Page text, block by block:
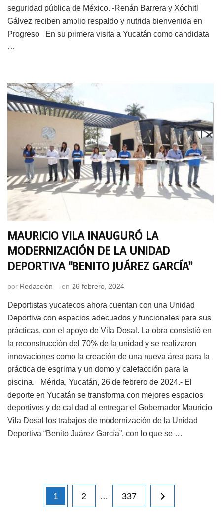
seguridad pública de México. -Renán Barrera y Xóchitl
Gálvez reciben amplio respaldo y nutrida bienvenida en
Progreso En su primera visita a Yucatán como candidata
…
MAURICIO VILA INAUGURÓ LA
MODERNIZACIÓN DE LA UNIDAD
DEPORTIVA “BENITO JUÁREZ GARCÍA”
por Redacción en 26 febrero, 2024
Deportistas yucatecos ahora cuentan con una Unidad
Deportiva con espacios adecuados y funcionales para sus
prácticas, con el apoyo de Vila Dosal. La obra consistió en
la reconstrucción del 70% de la unidad y se realizaron
innovaciones como la creación de una nueva área para la
práctica de esgrima y un domo y calefacción para la
piscina. Mérida, Yucatán, 26 de febrero de 2024.- El
deporte en Yucatán se transforma con mejores espacios
deportivos y de calidad al entregar el Gobernador Mauricio
Vila Dosal los trabajos de modernización de la Unidad
Deportiva “Benito Juárez García”, con lo que se …
Navegación
Página
1 Página
2 … Página
337